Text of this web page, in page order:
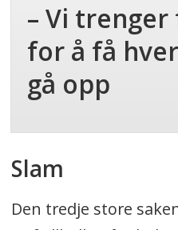
– Vi
for å få
gå opp
Slam
Den tredje store